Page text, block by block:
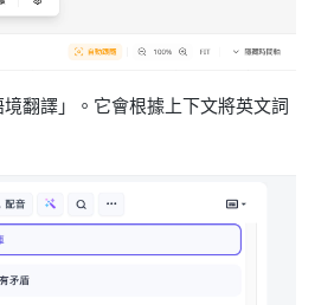
翻譯」。它會根據上下文將英文詞